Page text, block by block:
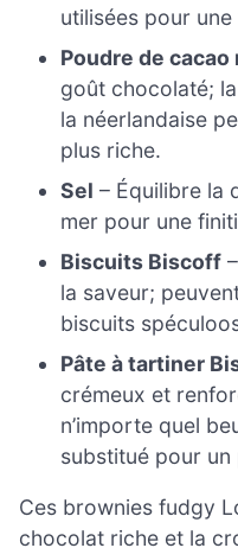
utilisées pour
Poudre de cacao
goût chocolaté;
la néerlandaise
plus riche.
Sel – Équilibre la
mer pour une
Biscuits Biscoff
la saveur;
biscuits
Pâte à tartiner
crémeux et
n’importe quel
substitué pour
Ces brownies fudgy
chocolat riche et la